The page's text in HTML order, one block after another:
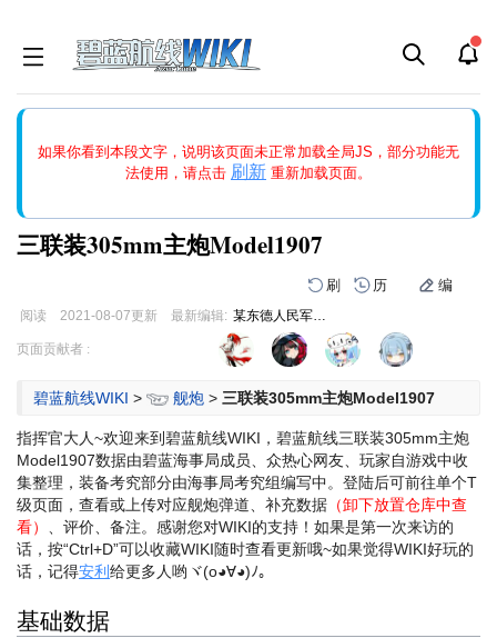
如果你看到本段文字，说明该页面未正常加载全局JS，部分功能无
法使用，请点击 刷新 重新加载页面。
能中的刷新按钮清除页面缓存并刷新，如果还有问题，请多尝试几
三联装305mm主炮Model1907
刷 历 编
阅读 2021-08-07更新 最新编辑: 某东德人民军上校
跳
跳
页面贡献者 :
碧蓝航线WIKI > 舰炮 > 三联装305mm主炮Model1907
指挥官大人~欢迎来到碧蓝航线WIKI，碧蓝航线三联装305mm主炮
Model1907数据由碧蓝海事局成员、众热心网友、玩家自游戏中收
集整理，装备考究部分由海事局考究组编写中。登陆后可前往单个T
级页面，查看或上传对应舰炮弹道、补充数据 （卸下放置仓库中查
看） 、评价、备注。感谢您对WIKI的支持！ 如果是第一次来访的
话，按“Ctrl+D”可以收藏WIKI随时查看更新哦~如果觉得WIKI好玩的
话，记得安利 给更多人哟ヾ(o◕∀◕)ﾉ。
基础数据